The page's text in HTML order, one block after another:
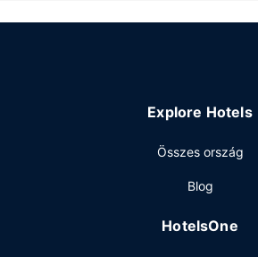
létesítményeket, mint például a(z)
élelmiszerbolt/kisbolt kínálatával tud
Explore Hotels
Összes ország
Blog
HotelsOne